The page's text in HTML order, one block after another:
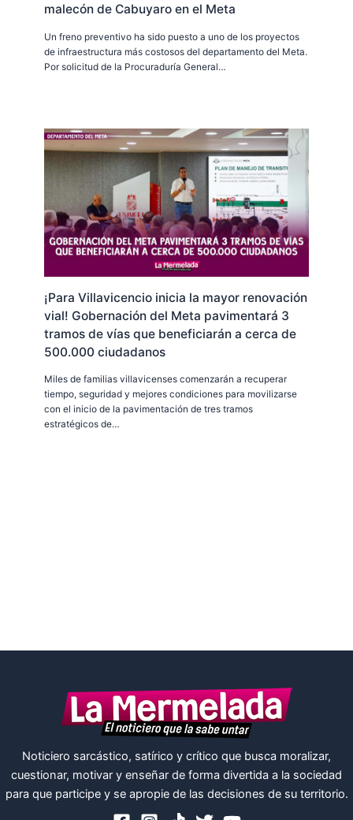
malecón de Cabuyaro en el Meta
Un freno preventivo ha sido puesto a uno de los proyectos
de infraestructura más costosos del departamento del Meta.
Por solicitud de la Procuraduría General…
¡Para Villavicencio inicia la mayor renovación
vial! Gobernación del Meta pavimentará 3
tramos de vías que beneficiarán a cerca de
500.000 ciudadanos
Miles de familias villavicenses comenzarán a recuperar
tiempo, seguridad y mejores condiciones para movilizarse
con el inicio de la pavimentación de tres tramos
estratégicos de…
Noticiero sarcástico, satírico y crítico que busca moralizar,
cuestionar, motivar y enseñar de forma divertida a la sociedad
para que participe y se apropie de las decisiones de su territorio.